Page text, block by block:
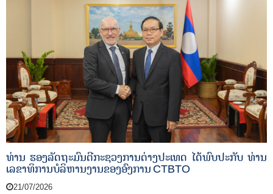
ທ່ານ ຮອງລັດຖະມົນຕີກະຊວງການຕ່າງປະເທດ ໄດ້ພົບປະກັບ ທ່ານ
ເລຂາທິການບໍລິຫານງານຂອງອົງການ CTBTO
21/07/2026